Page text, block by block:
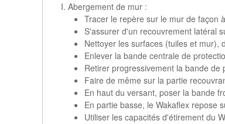
Abergement de mur :
Tracer le repère sur le mur de façon
S'assurer d'un recouvrement latéral
Nettoyer les surfaces (tuiles et mur),
Enlever la bande centrale de
Retirer progressivement la bande
Faire de même sur la partie
En haut du versant, poser la bande
En partie basse, le Wakaflex repose
Utiliser les capacités d'étirement du